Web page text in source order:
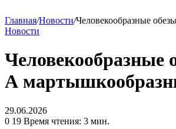
Главная/Новости/Человекообразные
Новости
Человекообразные
А
29.06.2026
0 19 Время чтения: 3 мин.